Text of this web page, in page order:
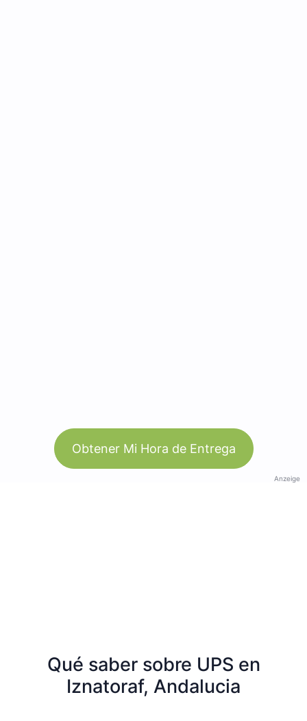
Obtener Mi Hora de Entrega
Anzeige
Qué saber sobre UPS en
Iznatoraf, Andalucia